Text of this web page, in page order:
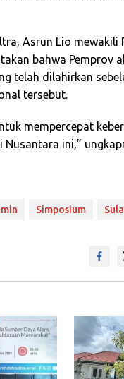
Asrun Lio mewakili
bahwa Pemprov
telah dilahirkan
tersebut.
mempercepat
ini,”
Simposium